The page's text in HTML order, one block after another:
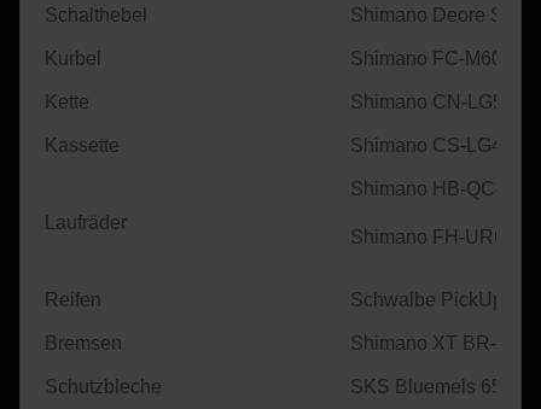
Schalthebel Shimano Deore SL-
Kurbel Shimano FC-M600
Kette Shimano CN-LG500
Kassette Shimano CS-LG400
Laufräder
Shimano HB-QC400/
Shimano FH-UR600/
Reifen Schwalbe PickUp
Bremsen Shimano XT BR-
Schutzbleche SKS Bluemels 65mm